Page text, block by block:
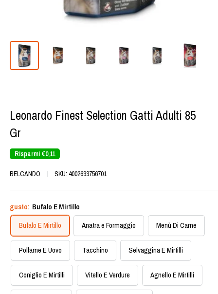
Leonardo Finest Selection Gatti Adulti 85
Gr
Risparmi €0,11
BELCANDO SKU: 4002633756701
gusto: Bufalo E Mirtillo
Bufalo E Mirtillo
Anatra e Formaggio Menù Di Carne
Pollame E Uovo Tacchino Selvaggina E Mirtilli
Coniglio E Mirtilli Vitello E Verdure Agnello E Mirtilli